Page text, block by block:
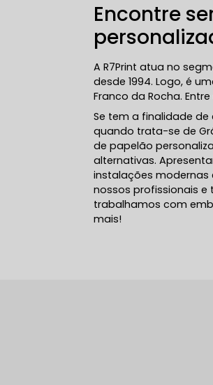
Encontre
A R7Print atua no
desde 1994. Logo, é
Franco da Rocha.
Se tem a finalidade
quando trata-se de
de papelão
alternativas.
instalações
nossos profissionais
trabalhamos com
mais!